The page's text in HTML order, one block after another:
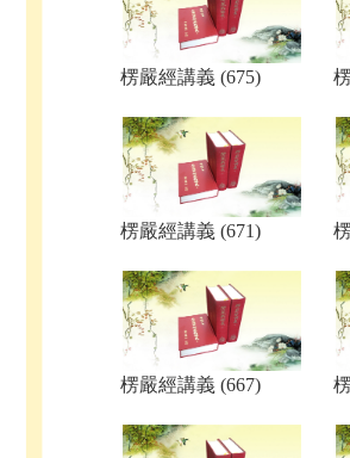
楞嚴經講義 (675)
楞嚴經講義 (671)
楞嚴經講義 (667)